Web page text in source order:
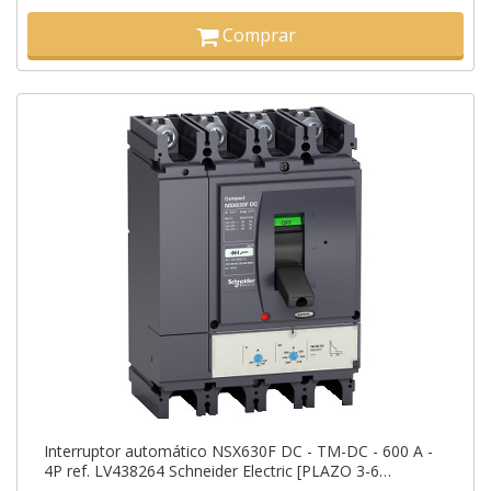
Comprar
Interruptor automático NSX630F DC - TM-DC - 600 A -
4P ref. LV438264 Schneider Electric [PLAZO 3-6